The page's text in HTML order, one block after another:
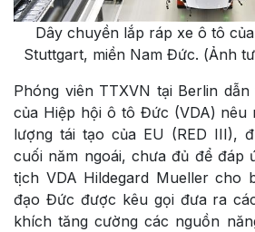
Dây chuyền lắp ráp xe ô tô
Stuttgart, miền Nam Đức. (Ảnh
Phóng viên TTXVN tại Berlin
của Hiệp hội ô tô Đức (VDA) nêu
lượng tái tạo của EU (RED III),
cuối năm ngoái, chưa đủ để đáp
tịch VDA Hildegard Mueller cho
đạo Đức được kêu gọi đưa ra
khích tăng cường các nguồn